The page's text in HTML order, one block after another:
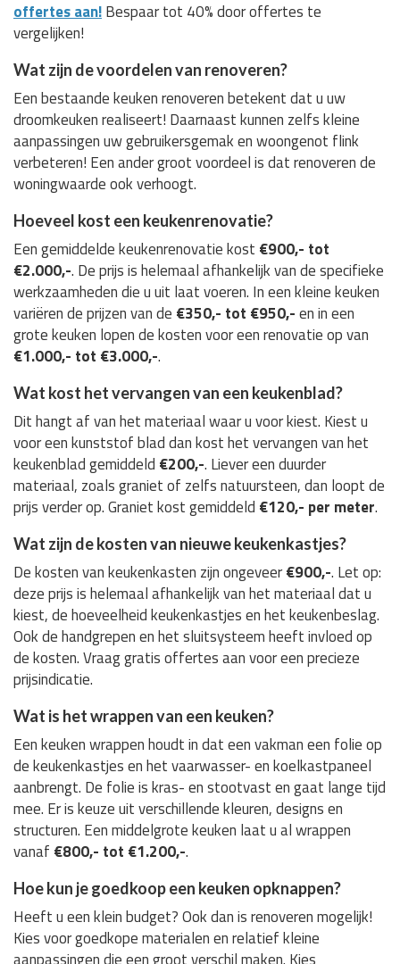
offertes aan!Bespaar tot 40% door offertes te
vergelijken!
Wat zijn de voordelen van renoveren?
Een bestaande keuken renoveren betekent dat u uw
droomkeuken realiseert! Daarnaast kunnen zelfs kleine
aanpassingen uw gebruikersgemak en woongenot flink
verbeteren! Een ander groot voordeel is dat renoveren de
woningwaarde ook verhoogt.
Hoeveel kost een keukenrenovatie?
Een gemiddelde keukenrenovatie kost €900,- tot
€2.000,-. De prijs is helemaal afhankelijk van de specifieke
werkzaamheden die u uit laat voeren. In een kleine keuken
variëren de prijzen van de €350,- tot €950,-en in een
grote keuken lopen de kosten voor een renovatie op van
€1.000,- tot €3.000,-.
Wat kost het vervangen van een keukenblad?
Dit hangt af van het materiaal waar u voor kiest. Kiest u
voor een kunststof blad dan kost het vervangen van het
keukenblad gemiddeld €200,-. Liever een duurder
materiaal, zoals graniet of zelfs natuursteen, dan loopt de
prijs verder op. Graniet kost gemiddeld €120,- per meter.
Wat zijn de kosten van nieuwe keukenkastjes?
De kosten van keukenkasten zijn ongeveer€900,-. Let op:
deze prijs is helemaal afhankelijk van het materiaal dat u
kiest, de hoeveelheid keukenkastjes en het keukenbeslag.
Ook de handgrepen en het sluitsysteem heeft invloed op
de kosten. Vraag gratis offertes aan voor een precieze
prijsindicatie.
Wat is het wrappen van een keuken?
Een keuken wrappen houdt in dat een vakman een folie op
de keukenkastjes en het vaarwasser- en koelkastpaneel
aanbrengt. De folie is kras- en stootvast en gaat lange tijd
mee. Er is keuze uit verschillende kleuren, designs en
structuren. Een middelgrote keuken laat u al wrappen
vanaf €800,- tot €1.200,-.
Hoe kun je goedkoop een keuken opknappen?
Heeft u een klein budget? Ook dan is renoveren mogelijk!
Kies voor goedkope materialen en relatief kleine